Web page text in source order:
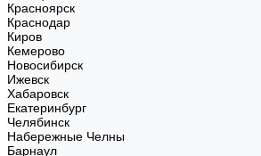
Красноярск
Краснодар
Киров
Кемерово
Новосибирск
Ижевск
Хабаровск
Екатеринбург
Челябинск
Набережные Челны
Барнаул